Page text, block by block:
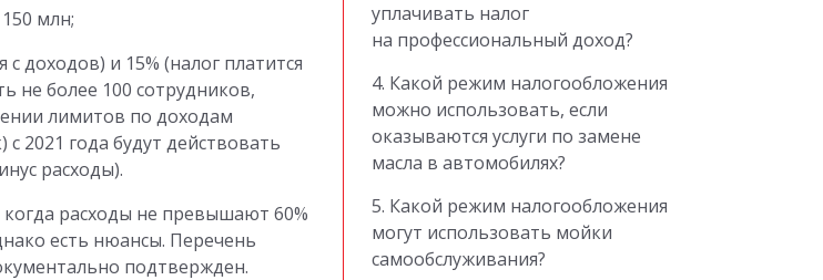
млн;
доходов) и 15% (налог платится
не более 100 сотрудников,
лимитов по доходам
2021 года будут действовать
расходы).
расходы не превышают 60%
есть нюансы. Перечень
подтвержден.
уплачивать налог
на профессиональный доход?
4. Какой режим налогообложения
можно использовать, если
оказываются услуги по замене
масла в автомобилях?
5. Какой режим налогообложения
могут использовать мойки
самообслуживания?